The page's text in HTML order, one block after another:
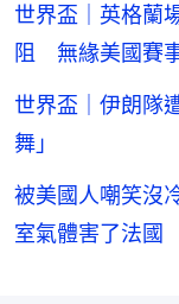
世界盃｜英格蘭
阻 無緣美國賽
世界盃｜伊朗隊
舞」
被美國人嘲笑沒
室氣體害了法國